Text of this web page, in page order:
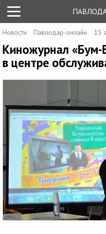
Новости Павлодар-онлайн 15
Киножурнал «Бум-
в центре